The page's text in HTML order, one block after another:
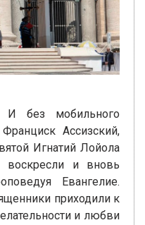
И без мобильного
Ассизский,
Игнатий Лойола
воскресли и вновь
Евангелие.
приходили к
и любви